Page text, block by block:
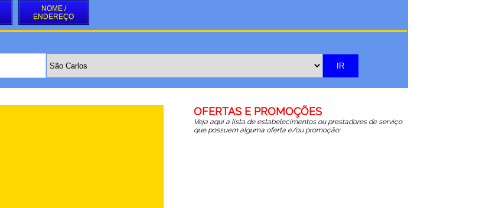
NOME /
ENDEREÇO
OFERTAS E PROMOÇÕES
Veja aqui a lista de estabelecimentos ou prestadores de serviço
que possuem alguma oferta e/ou promoção: